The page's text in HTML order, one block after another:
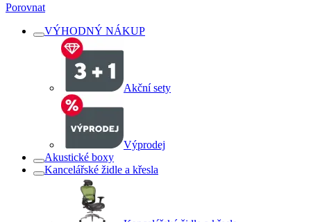
Porovnat
VÝHODNÝ NÁKUP
Akční sety
Výprodej
Akustické boxy
Kancelářské židle a křesla